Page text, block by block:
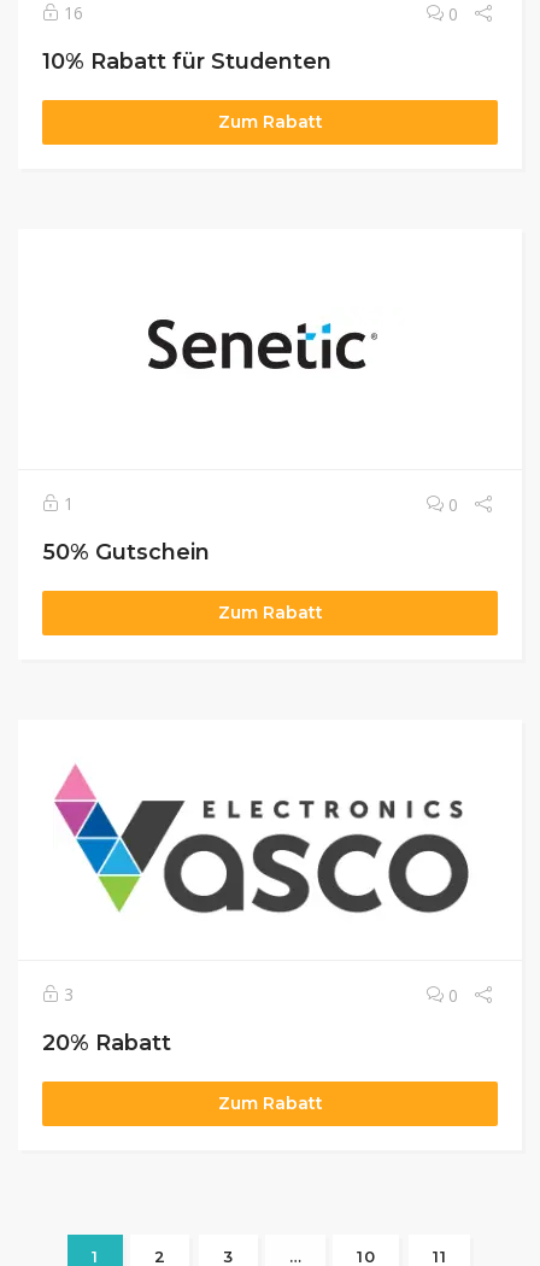
16 0
10% Rabatt für Studenten
Zum Rabatt
1 0
50% Gutschein
Zum Rabatt
3 0
20% Rabatt
Zum Rabatt
1 2 3 … 10 11